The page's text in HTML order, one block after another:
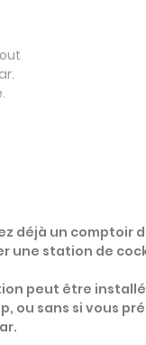
déjà un comptoir
une station de
peut être
ou sans si vous